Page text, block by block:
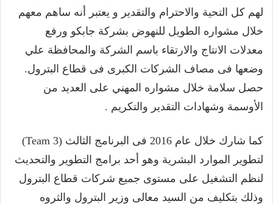
لهم كل التحية والاحترام والتقدير و يعتبر أنه ساهم معهم
خلال مشواره الطويل للنهوض بشركة جابكو ورفع
معدلات الانتاج والارتقاء باسم الشركة والمحافظة علي
وضعها فى مصاف الشركات الكبرى فى قطاع البترول.
حصل سلامة خلال مشواره المهني على العديد من
الأوسمة وشهادات التقدير والتكريم .
كما شارك خلال عام 2016 فى البرنامج الثالث (Team 3)
لتطوير الموارد البشرية وهو أحد برامج التطوير والتحديث
لنظم التشغيل على مستوى جميع شركات قطاع البترول
وذلك بتكليف من السيد معالى وزير البترول والثروه